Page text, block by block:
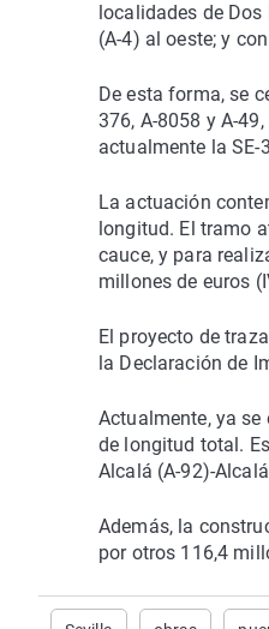
localidades de
(A-4) al oeste; y
De esta forma, se
376, A-8058 y A-
actualmente la SE-
La actuación
longitud. El tramo
cauce, y para
millones de euros
El proyecto de
la Declaración de
Actualmente, ya se
de longitud total.
Alcalá (A-92)-
Además, la
por otros 116,4